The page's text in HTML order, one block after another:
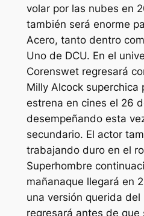
volar por las nubes en
también será enorme
Acero, tanto dentro
Uno de DCU. En el
Corenswet regresará
Milly Alcock superchica
estrena en cines el 26
desempeñando esta
secundario. El actor
trabajando duro en el
Superhombre
mañanaque llegará en
una versión querida del
regresará antes de que